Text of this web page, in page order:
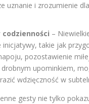
uznanie i zrozumienie
codzienności –
inicjatywy, takie jak
pozostawienie
drobnym upominkiem,
wdzięczność w
gesty nie tylko